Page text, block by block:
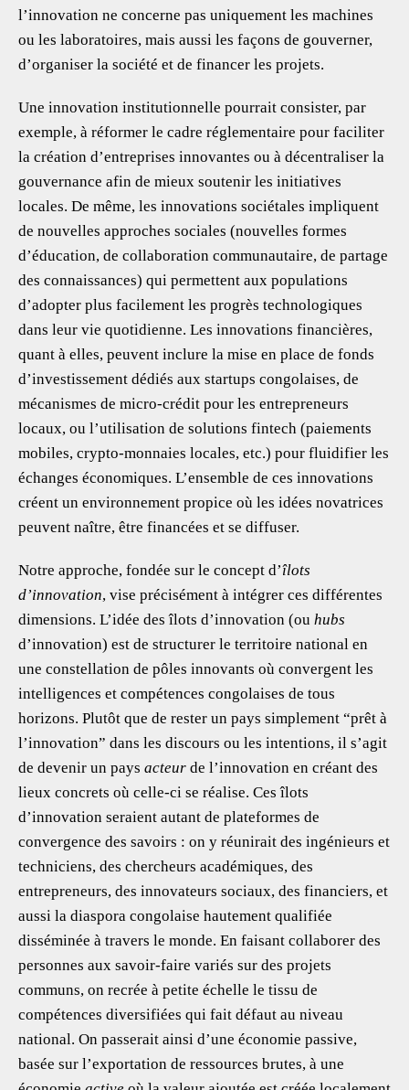
l’innovation ne concerne pas uniquement les machines
ou les laboratoires, mais aussi les façons de gouverner,
d’organiser la société et de financer les projets.
Une innovation institutionnelle pourrait consister, par
exemple, à réformer le cadre réglementaire pour faciliter
la création d’entreprises innovantes ou à décentraliser la
gouvernance afin de mieux soutenir les initiatives
locales. De même, les innovations sociétales impliquent
de nouvelles approches sociales (nouvelles formes
d’éducation, de collaboration communautaire, de partage
des connaissances) qui permettent aux populations
d’adopter plus facilement les progrès technologiques
dans leur vie quotidienne. Les innovations financières,
quant à elles, peuvent inclure la mise en place de fonds
d’investissement dédiés aux startups congolaises, de
mécanismes de micro-crédit pour les entrepreneurs
locaux, ou l’utilisation de solutions fintech (paiements
mobiles, crypto-monnaies locales, etc.) pour fluidifier les
échanges économiques. L’ensemble de ces innovations
créent un environnement propice où les idées novatrices
peuvent naître, être financées et se diffuser.
Notre approche, fondée sur le concept d’îlots
d’innovation, vise précisément à intégrer ces différentes
dimensions. L’idée des îlots d’innovation (ou hubs
d’innovation) est de structurer le territoire national en
une constellation de pôles innovants où convergent les
intelligences et compétences congolaises de tous
horizons. Plutôt que de rester un pays simplement “prêt à
l’innovation” dans les discours ou les intentions, il s’agit
de devenir un pays acteur de l’innovation en créant des
lieux concrets où celle-ci se réalise. Ces îlots
d’innovation seraient autant de plateformes de
convergence des savoirs : on y réunirait des ingénieurs et
techniciens, des chercheurs académiques, des
entrepreneurs, des innovateurs sociaux, des financiers, et
aussi la diaspora congolaise hautement qualifiée
disséminée à travers le monde. En faisant collaborer des
personnes aux savoir-faire variés sur des projets
communs, on recrée à petite échelle le tissu de
compétences diversifiées qui fait défaut au niveau
national. On passerait ainsi d’une économie passive,
basée sur l’exportation de ressources brutes, à une